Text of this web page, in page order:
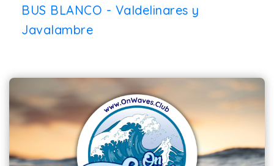
BUS BLANCO - Valdelinares y
Javalambre